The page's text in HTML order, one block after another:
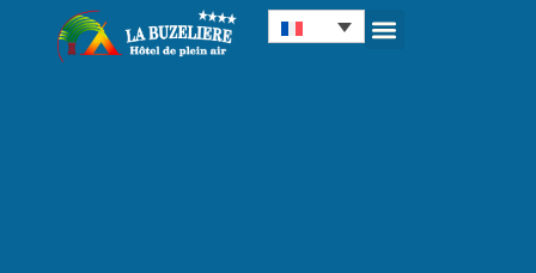
Panneau de gestion des cookies